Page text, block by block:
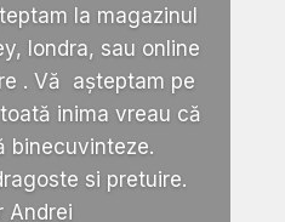
la magazinul
londra, sau online
. Vă așteptam pe
inima vreau că
binecuvinteze.
si pretuire.
Andrei